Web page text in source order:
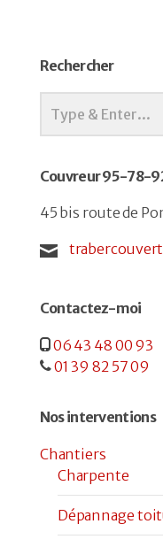
Rechercher
Couvreur 95-78-
45 bis route de
Contactez-moi
06 43 48 00 93
01 39 82 57 09
Nos interventions
Chantiers
Charpente
Dépannage